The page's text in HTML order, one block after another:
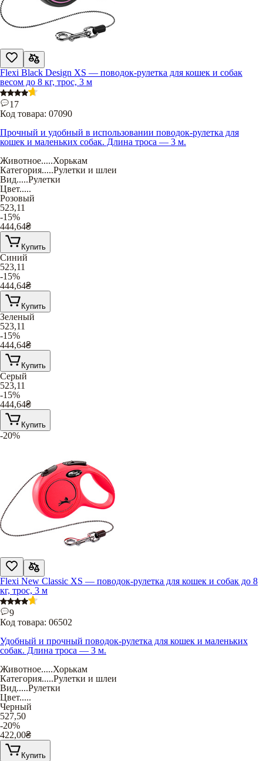
Flexi Black Design XS — поводок-рулетка для кошек и собак
весом до 8 кг, трос, 3 м
17
Код товара: 07090
Прочный и удобный в использовании поводок-рулетка для
кошек и маленьких собак. Длина троса — 3 м.
Животное.....Хорькам
Категория.....Рулетки и шлеи
Вид.....Рулетки
Цвет.....
Розовый
523,11
-15%
444,64₴
Купить
Синий
523,11
-15%
444,64₴
Купить
Зеленый
523,11
-15%
444,64₴
Купить
Серый
523,11
-15%
444,64₴
Купить
-20%
Flexi New Classic XS — поводок-рулетка для кошек и собак до 8
кг, трос, 3 м
9
Код товара: 06502
Удобный и прочный поводок-рулетка для кошек и маленьких
собак. Длина троса — 3 м.
Животное.....Хорькам
Категория.....Рулетки и шлеи
Вид.....Рулетки
Цвет.....
Черный
527,50
-20%
422,00₴
Купить